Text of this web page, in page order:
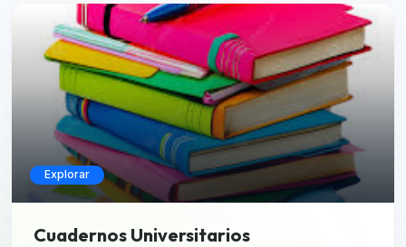
Explorar
Cuadernos Universitarios